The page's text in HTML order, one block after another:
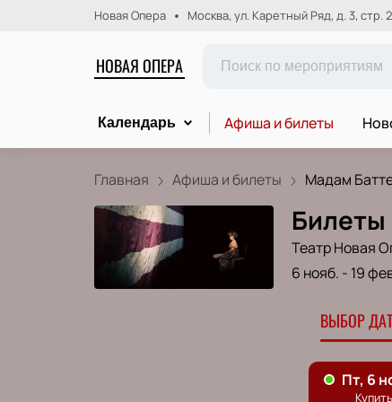
Новая Опера Москва, ул. Каретный Ряд, д. 3, стр. 2
НОВАЯ ОПЕРА
Календарь Афиша и билеты
Главная Афиша и билеты Мадам
Билеты
Театр Новая
6 нояб. - 19
ВЫБОР